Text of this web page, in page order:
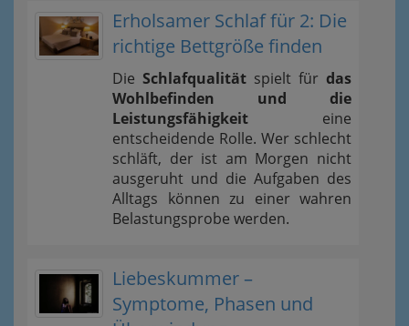
Erholsamer Schlaf für 2: Die
richtige Bettgröße finden
Die Schlafqualität spielt für das
Wohlbefinden und die
Leistungsfähigkeit eine
entscheidende Rolle. Wer schlecht
schläft, der ist am Morgen nicht
ausgeruht und die Aufgaben des
Alltags können zu einer wahren
Belastungsprobe werden.
Liebeskummer –
Symptome, Phasen und